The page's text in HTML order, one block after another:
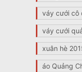
váy cưới cô
váy cưới
xuân hè
áo Quảng